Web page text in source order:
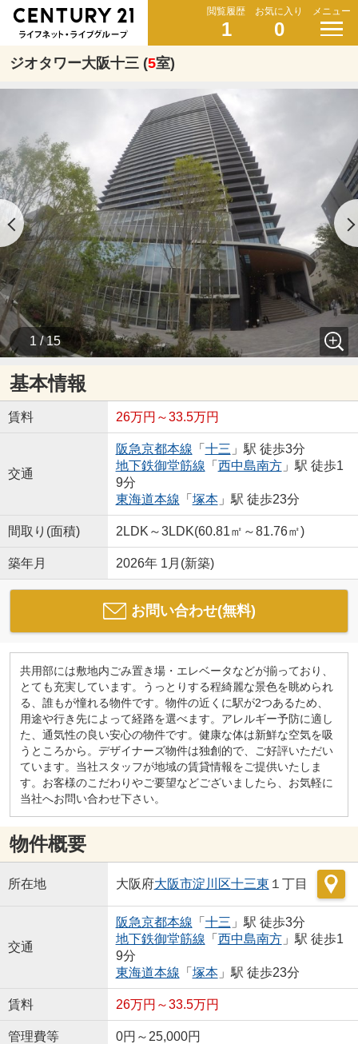
閲覧履歴
1
お気に入り
0
メニュー
ジオタワー大阪十三 (5室)
1 / 15
基本情報
賃料 26万円～33.5万円
交通
阪急京都本線 「 十三 」駅 徒歩3分
地下鉄御堂筋線 「 西中島南方」駅 徒歩1
9分
東海道本線 「 塚本」駅 徒歩23分
間取り(面積) 2LDK～3LDK(60.81㎡～81.76㎡)
築年月 2026年 1月(新築)
お問い合わせ(無料)
共用部には敷地内ごみ置き場・エレベータなどが揃っており、
とても充実しています。うっとりする程綺麗な景色を眺められ
る、誰もが憧れる物件です。物件の近くに駅が2つあるため、
用途や行き先によって経路を選べます。アレルギー予防に適し
た、通気性の良い安心の物件です。健康な体は新鮮な空気を吸
うところから。デザイナーズ物件は独創的で、ご好評いただい
ています。当社スタッフが地域の賃貸情報をご提供いたしま
す。お客様のこだわりやご要望などございましたら、お気軽に
当社へお問い合わせ下さい。
物件概要
所在地 大阪府大阪市淀川区十三東 １丁目
交通
阪急京都本線 「 十三 」駅 徒歩3分
地下鉄御堂筋線 「 西中島南方」駅 徒歩1
9分
東海道本線 「 塚本」駅 徒歩23分
賃料 26万円～33.5万円
管理費等 0円～25,000円